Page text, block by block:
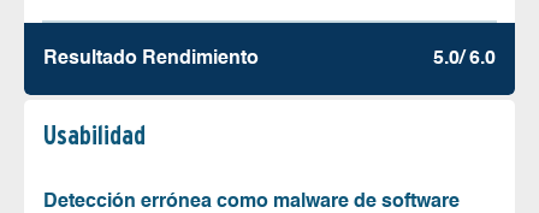
Resultado Rendimiento 5.0/ 6.0
Usabilidad
Detección errónea como malware de software